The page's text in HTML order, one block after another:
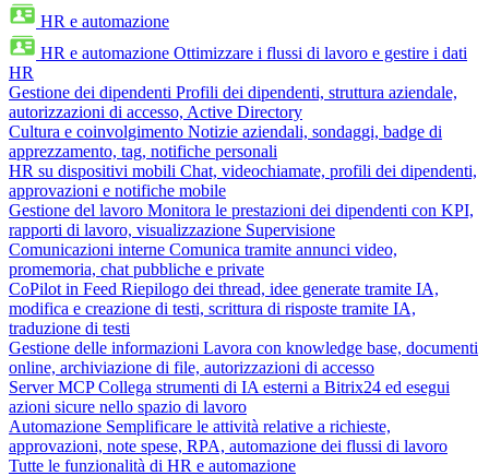
HR e automazione
HR e automazione Ottimizzare i flussi di lavoro e gestire i dati
HR
Gestione dei dipendenti Profili dei dipendenti, struttura aziendale,
autorizzazioni di accesso, Active Directory
Cultura e coinvolgimento Notizie aziendali, sondaggi, badge di
apprezzamento, tag, notifiche personali
HR su dispositivi mobili Chat, videochiamate, profili dei dipendenti,
approvazioni e notifiche mobile
Gestione del lavoro Monitora le prestazioni dei dipendenti con KPI,
rapporti di lavoro, visualizzazione Supervisione
Comunicazioni interne Comunica tramite annunci video,
promemoria, chat pubbliche e private
CoPilot in Feed Riepilogo dei thread, idee generate tramite IA,
modifica e creazione di testi, scrittura di risposte tramite IA,
traduzione di testi
Gestione delle informazioni Lavora con knowledge base, documenti
online, archiviazione di file, autorizzazioni di accesso
Server MCP Collega strumenti di IA esterni a Bitrix24 ed esegui
azioni sicure nello spazio di lavoro
Automazione Semplificare le attività relative a richieste,
approvazioni, note spese, RPA, automazione dei flussi di lavoro
Tutte le funzionalità di HR e automazione